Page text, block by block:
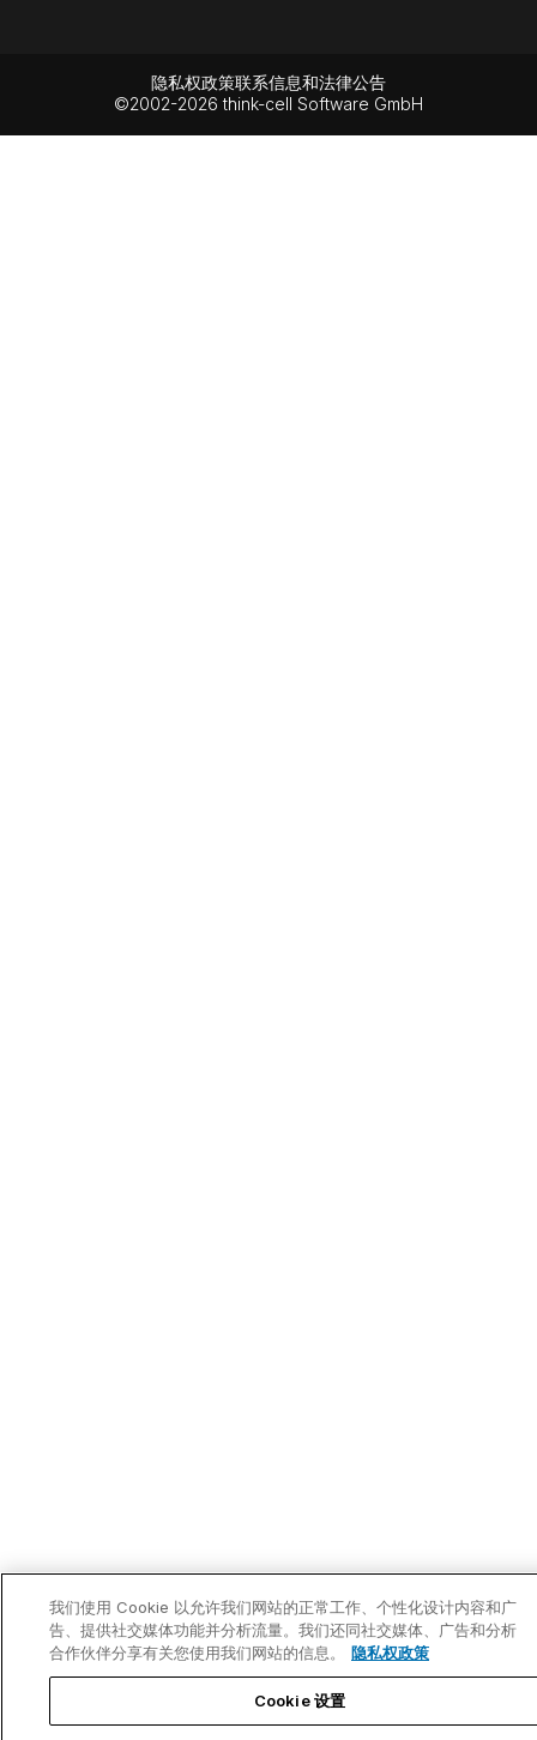
©2002-2026 think-cell Software GmbH
隐私权政策联系信息和法律公告
我们使用 Cookie 以允许我们网站的正常工作、个性化设计内容和广
告、提供社交媒体功能并分析流量。我们还同社交媒体、广告和分析
合作伙伴分享有关您使用我们网站的信息。
隐私权政策
Cookie 设置